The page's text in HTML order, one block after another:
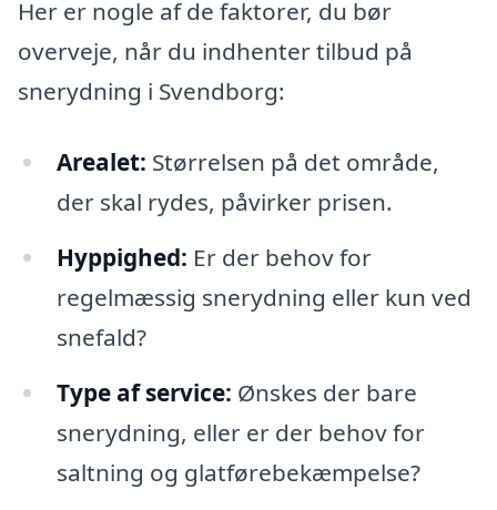
Her er nogle af de faktorer, du bør
overveje, når du indhenter tilbud på
snerydning i Svendborg:
Arealet: Størrelsen på det område,
der skal rydes, påvirker prisen.
Hyppighed: Er der behov for
regelmæssig snerydning eller kun ved
snefald?
Type af service: Ønskes der bare
snerydning, eller er der behov for
saltning og glatførebekæmpelse?